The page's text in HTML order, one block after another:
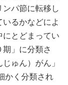
パ節に転移し
るかなどによ
にとどまってい
」に分類さ
ゅん）がん」
かく分類され